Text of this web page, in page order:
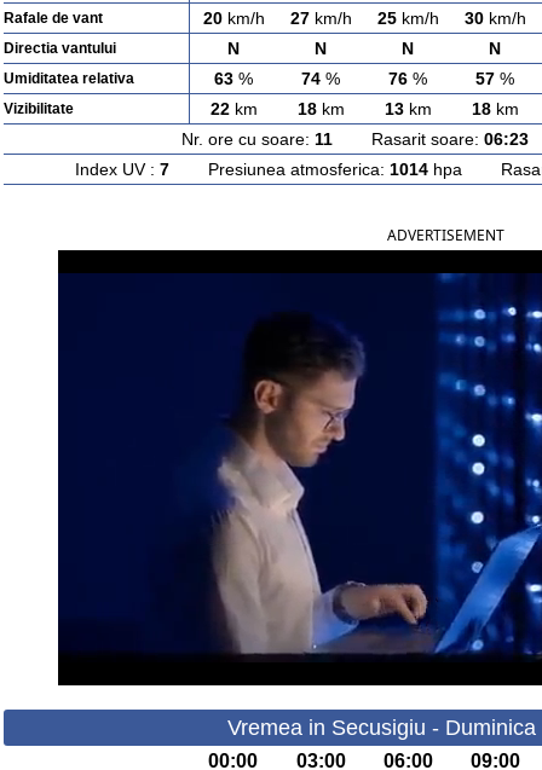
Rafale de vant 20km/h 27km/h 25km/h 30km/h
Directia vantului N N N N
Umiditatea relativa 63 % 74 % 76 % 57 %
Vizibilitate 22km 18km 13km 18km
Nr. ore cu soare: 11 Rasarit soare: 06:23
Index UV : 7Presiunea atmosferica: 1014hpa
ADVERTISEMENT
Vremea in Secusigiu -
00:00 03:00 06:00 09:00